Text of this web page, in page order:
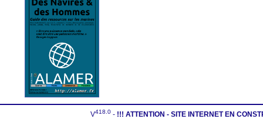
V418.0 - !!! ATTENTION - SITE INTERNET EN